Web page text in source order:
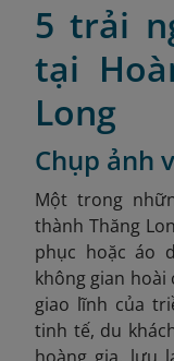
5 trải
tại
Long
Chụp ảnh
Một trong
thành Thăng
phục hoặc áo
không gian hoài
giao lĩnh của
tinh tế, du